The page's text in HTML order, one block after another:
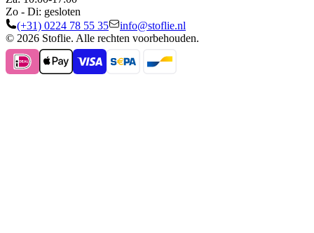
Zo - Di: gesloten
(+31) 0224 78 55 35
info@stoflie.nl
© 2026 Stoflie. Alle rechten voorbehouden.